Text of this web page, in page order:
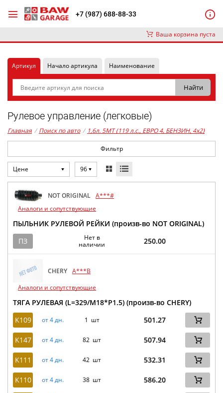
+7 (987) 688-88-33
Ваша корзина пуста
Артикул Начало артикула Наименование
Рулевое управление (легковые)
Главная / Поиск по авто / 1,6л. 5MT (119 л.с., ЕВРО 4, БЕНЗИН, 4x2)
Фильтр
Цене 96
NOT ORIGINAL A***#
Аналоги и сопутствующие
ПЫЛЬНИК РУЛЕВОЙ РЕЙКИ (произв-во NOT ORIGINAL)
ПЗ
Нет в
наличии
250.00
CHERY A***B
Аналоги и сопутствующие
ТЯГА РУЛЕВАЯ (L=329/M18*P1.5) (произв-во CHERY)
K109
от 4 дн. 1 шт 501.27
K147 от 4 дн. 82 шт 507.94
K111 от 4 дн. 42 шт 532.31
K110 от 4 дн. 38 шт 586.20